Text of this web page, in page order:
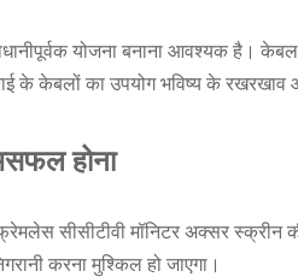
योजना बनाना आवश्यक है।
केबलों का उपयोग भविष्य के रखरखाव
होना
सीसीटीवी मॉनिटर अक्सर
करना मुश्किल हो जाएगा।